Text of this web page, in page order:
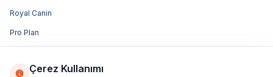
Royal Canin
Pro Plan
Hills Çerez Kullanımı